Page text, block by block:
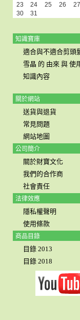
23
24 25 26 27
30
31
知識寶庫
適合與不適合剪頭
雪晶 的 由來 與 使
知識內容
關於網站
送貨與退貨
常見問題
網站地圖
公司簡介
關於財寶文化
我們的合作商
社會責任
法律效應
隱私權聲明
使用條款
商品目錄
目錄 2013
目錄 2018